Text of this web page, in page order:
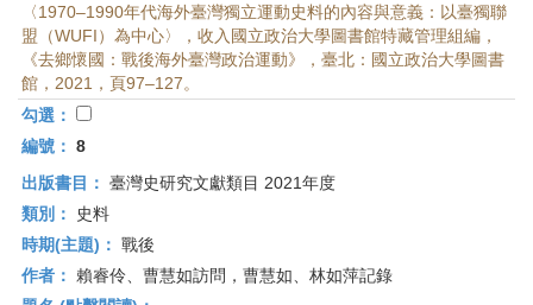
〈1970–1990年代海外臺灣獨立運動史料的內容與意義：以臺獨聯
盟（WUFI）為中心〉，收入國立政治大學圖書館特藏管理組編，
《去鄉懷國：戰後海外臺灣政治運動》，臺北：國立政治大學圖書
館，2021，頁97–127。
勾選：
編號： 8
出版書目： 臺灣史研究文獻類目 2021年度
類別：
史料
時期(主題)： 戰後
作者：
賴睿伶、曹慧如訪問，曹慧如、林如萍記錄